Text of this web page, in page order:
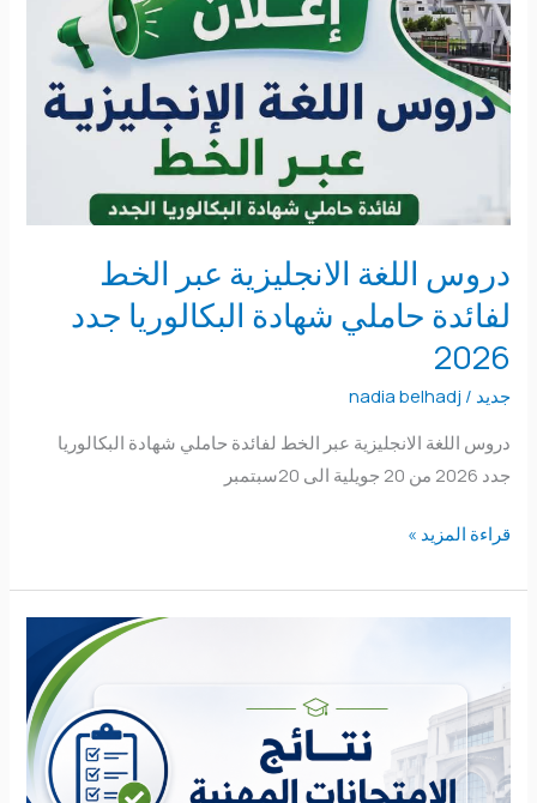
دروس اللغة الانجليزية عبر الخط
لفائدة حاملي شهادة البكالوريا جدد
2026
جديد /
nadia belhadj
دروس اللغة الانجليزية عبر الخط لفائدة حاملي شهادة البكالوريا
جدد 2026 من 20 جويلية الى 20سبتمبر
اللغة
الانجليزية
عبر
الخط
شهادة
جدد
2026
قراءة المزيد »
المهنية